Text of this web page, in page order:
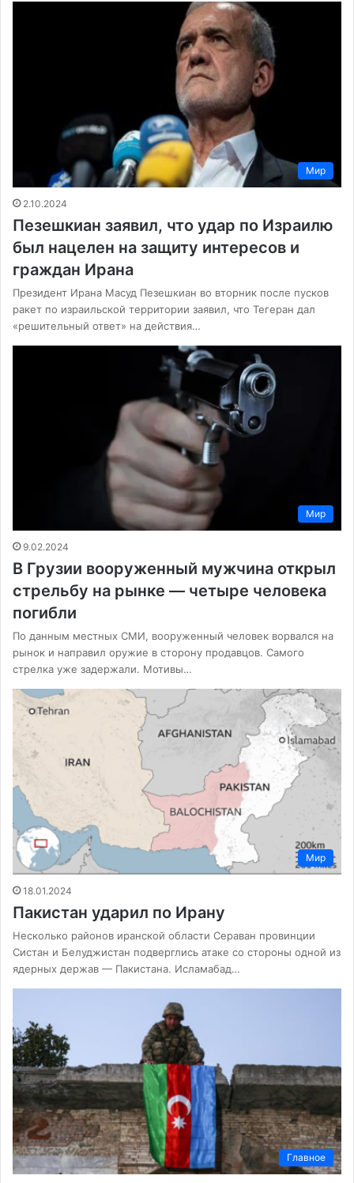
Мир
2.10.2024
Пезешкиан заявил, что удар по Израилю
был нацелен на защиту интересов и
граждан Ирана
Президент Ирана Масуд Пезешкиан во вторник после пусков
ракет по израильской территории заявил, что Тегеран дал
«решительный ответ» на действия…
Мир
9.02.2024
В Грузии вооруженный мужчина открыл
стрельбу на рынке — четыре человека
погибли
По данным местных СМИ, вооруженный человек ворвался на
рынок и направил оружие в сторону продавцов. Самого
стрелка уже задержали. Мотивы…
Мир
18.01.2024
Пакистан ударил по Ирану
Несколько районов иранской области Сераван провинции
Систан и Белуджистан подверглись атаке со стороны одной из
ядерных держав — Пакистана. Исламабад…
Главное